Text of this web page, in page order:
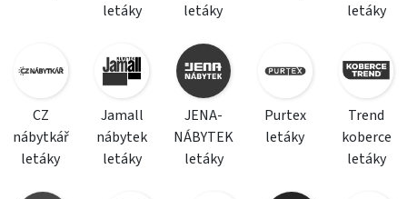
letáky
letáky
letáky
CZ
nábytkář
letáky
Jamall
nábytek
letáky
JENA-
NÁBYTEK
letáky
Purtex
letáky
Trend
koberce
letáky